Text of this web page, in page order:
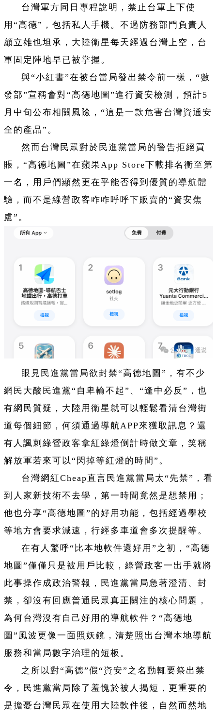
台灣軍方同日專程說明，禁止台軍上下使
用“高德”，包括私人手機。不過防務部門負責人
顧立雄也坦承，大陸衛星每天經過台灣上空，台
軍固定陣地早已被掌握。
與“小紅書”在被台當局發出禁令前一樣，“數
發部”宣稱會對“高德地圖”進行資安檢測，預計5
月中旬公布相關風險，“這是一款危害台灣資通安
全 的產品”。
然而台灣民眾對於民進黨當局的警告拒絕買
賬，“高德地圖”在蘋果App Store下載排名衝至第
一名，用戶們顯然更在乎能否得到優質的導航體
驗，而不是綠營政客咋咋呼呼下販賣的“資安焦
慮”。
眼見民進黨當局欲封禁“高德地圖”，有不少
網民大酸民進黨“自卑輸不起”、“逢中必反”，也
有網民質疑，大陸用衛星就可以輕鬆看清台灣街
道每個細節，何須通過導航APP來獲取訊息？還
有人諷刺綠營政客拿紅綠燈倒計時做文章，笑稱
解放軍若來可以“閃掉等紅燈的時間”。
台灣網紅Cheap直言民進黨當局太“先禁”，看
到人家新技術不去學，第一時間竟然是想禁用；
他也分享“高德地圖”的好用功能，包括經過學校
等地方會要求減速，行經多車道會多次提醒等。
在有人驚呼“比本地軟件還好用”之初，“高德
地圖”僅僅只是被用戶比較，綠營政客一出手就將
此事操作成政治警報，民進黨當局急著澄清、封
禁，卻沒有回應普通民眾真正關注的核心問題，
為何台灣沒有自己好用的導航軟件？“高德地
圖”風波更像一面照妖鏡，清楚照出台灣本地導航
服務和當局數字治理的短板。
之所以對“高德”假“資安”之名動輒要祭出禁
令，民進黨當局除了羞愧於被人揭短，更重要的
是擔憂台灣民眾在使用大陸軟件後，自然而然地